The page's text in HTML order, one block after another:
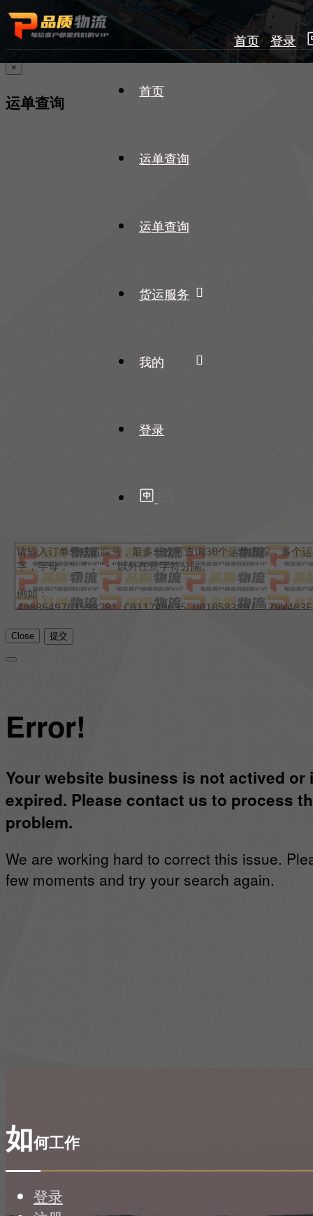
首页 登录
首页
运单查询
运单查询
货运服务
我的
登录
×
运单查询
Close 提交
Error!
Your website business is not actived or
expired. Please contact us to process
problem.
We are working hard to correct this issue.
few moments and try your search again.
如何工作
登录